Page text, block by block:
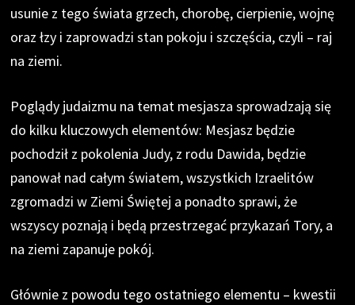
usunie z tego świata grzech, chorobę, cierpienie, wojnę
oraz łzy i zaprowadzi stan pokoju i szczęścia, czyli – raj
na ziemi.
Poglądy judaizmu na temat mesjasza sprowadzają się
do kilku kluczowych elementów: Mesjasz będzie
pochodził z pokolenia Judy, z rodu Dawida, będzie
panował nad całym światem, wszystkich Izraelitów
zgromadzi w Ziemi Świętej a ponadto sprawi, że
wszyscy poznają i będą przestrzegać przykazań Tory, a
na ziemi zapanuje pokój.
Głównie z powodu tego ostatniego elementu – kwestii